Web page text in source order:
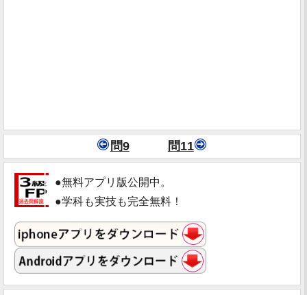
問9 問11
●無料アプリ版公開中。
●学科も実技も完全無料！